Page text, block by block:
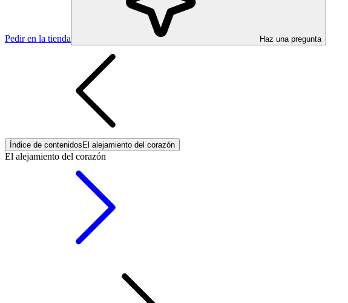
Pedir en la tienda Haz una pregunta
Índice de contenidos El alejamiento del corazón
El alejamiento del corazón